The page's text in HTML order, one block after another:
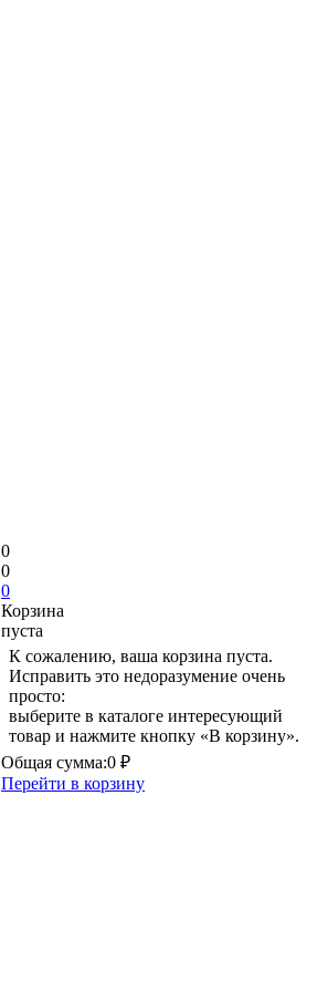
0
0
0
Корзина
пуста
К сожалению, ваша корзина пуста.
Исправить это недоразумение очень
просто:
выберите в каталоге интересующий
товар и нажмите кнопку «В корзину».
Общая сумма:0 ₽
Перейти в корзину